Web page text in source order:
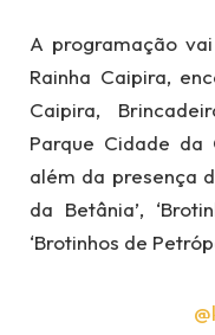
A programação
Rainha Caipira,
Caipira,
Parque Cidade da
além da presença
da Betânia’,
‘Brotinhos de